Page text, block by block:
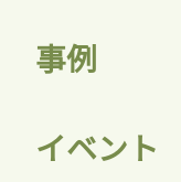
事例
イベント